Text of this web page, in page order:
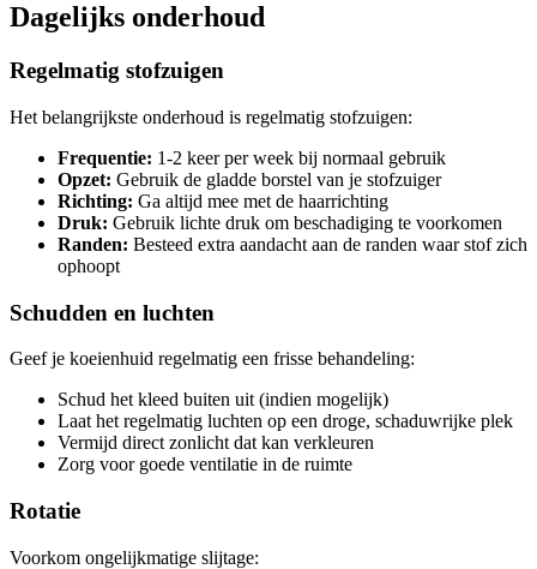
Dagelijks onderhoud
Regelmatig stofzuigen
Het belangrijkste onderhoud is regelmatig stofzuigen:
Frequentie: 1-2 keer per week bij normaal gebruik
Opzet: Gebruik de gladde borstel van je stofzuiger
Richting: Ga altijd mee met de haarrichting
Druk: Gebruik lichte druk om beschadiging te voorkomen
Randen: Besteed extra aandacht aan de randen waar stof zich
ophoopt
Schudden en luchten
Geef je koeienhuid regelmatig een frisse behandeling:
Schud het kleed buiten uit (indien mogelijk)
Laat het regelmatig luchten op een droge, schaduwrijke plek
Vermijd direct zonlicht dat kan verkleuren
Zorg voor goede ventilatie in de ruimte
Rotatie
Voorkom ongelijkmatige slijtage: